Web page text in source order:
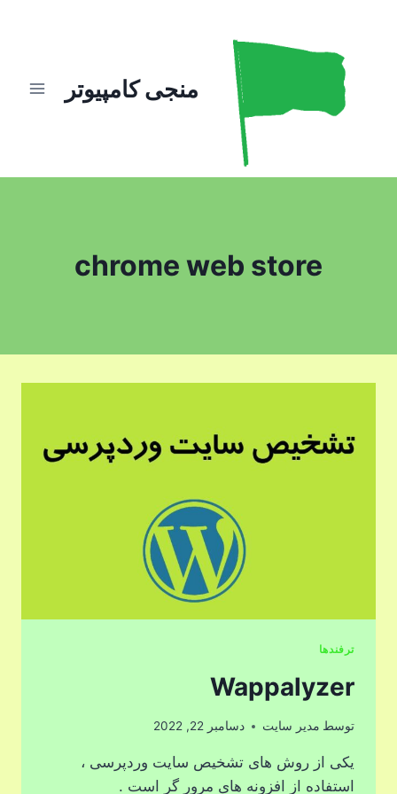
منجی کامپیوتر
chrome web store
ترفندها
Wappalyzer
توسط مدیر سایت دسامبر 22, 2022
یکی از روش های تشخیص سایت وردپرسی ،
استفاده از افزونه های مرور گر است .